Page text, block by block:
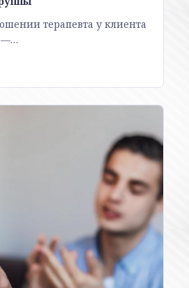
терапевта у клиента
—…